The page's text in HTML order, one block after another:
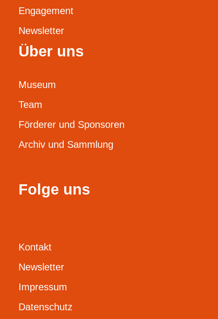
Engagement
Newsletter
Über uns
Museum
Team
Förderer und Sponsoren
Archiv und Sammlung
Folge uns
Kontakt
Newsletter
Impressum
Datenschutz